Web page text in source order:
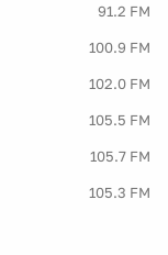
91.2 FM
100.9 FM
102.0 FM
105.5 FM
105.7 FM
105.3 FM